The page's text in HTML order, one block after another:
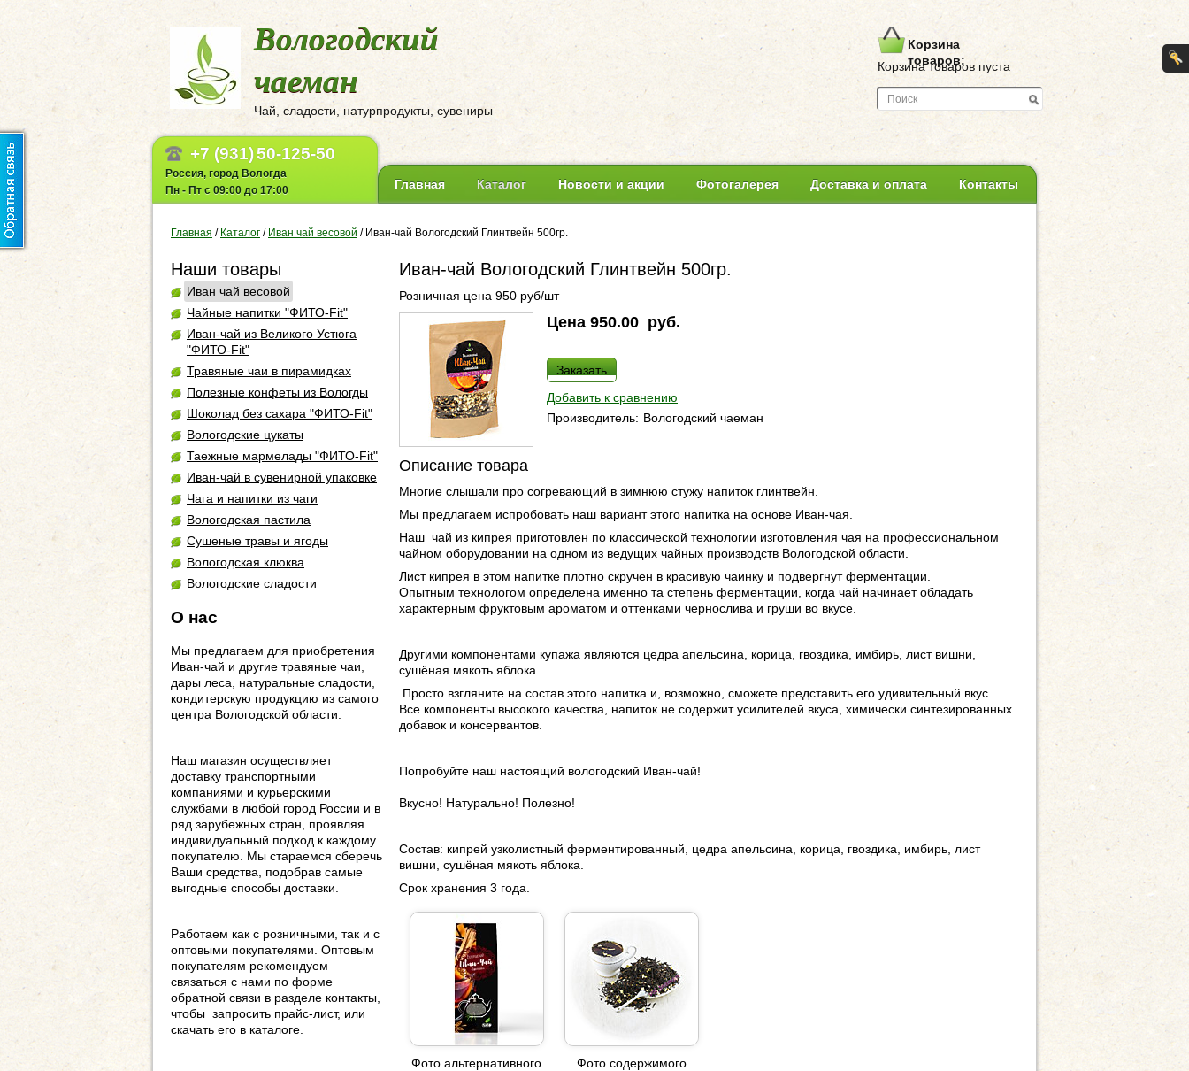
Вологодский
чаеман
Чай, сладости, натурпродукты, сувениры
Корзина
товаров:
Корзина товаров пуста
+7 (931)50-125-50
Россия, город Вологда
Пн - Пт с 09:00 до 17:00
Главная Каталог Новости и акции Фотогалерея Доставка и оплата Контакты
Главная / Каталог / Иван чай весовой / Иван-чай Вологодский Глинтвейн 500гр.
Наши товары
Иван чай весовой
Чайные напитки "ФИТО-Fit"
Иван-чай из Великого Устюга
"ФИТО-Fit"
Травяные чаи в пирамидках
Полезные конфеты из Вологды
Шоколад без сахара "ФИТО-Fit"
Вологодские цукаты
Таежные мармелады "ФИТО-Fit"
Иван-чай в сувенирной упаковке
Чага и напитки из чаги
Вологодская пастила
Сушеные травы и ягоды
Вологодская клюква
Вологодские сладости
О нас
Мы предлагаем для приобретения
Иван-чай и другие травяные чаи,
дары леса, натуральные сладости,
кондитерскую продукцию из самого
центра Вологодской области.
Наш магазин осуществляет
доставку транспортными
компаниями и курьерскими
службами в любой город России и в
ряд зарубежных стран, проявляя
индивидуальный подход к каждому
покупателю. Мы стараемся сберечь
Ваши средства, подобрав самые
выгодные способы доставки.
Работаем как с розничными, так и с
оптовыми покупателями. Оптовым
покупателям рекомендуем
связаться с нами по форме
обратной связи в разделе контакты,
чтобы запросить прайс-лист, или
скачать его в каталоге.
Иван-чай Вологодский Глинтвейн 500гр.
Розничная цена 950 руб/шт
Цена 950.00 руб.
Заказать
Добавить к сравнению
Производитель: Вологодский чаеман
Описание товара
Многие слышали про согревающий в зимнюю стужу напиток глинтвейн.
Мы предлагаем испробовать наш вариант этого напитка на основе Иван-чая.
Наш чай из кипрея приготовлен по классической технологии изготовления чая на профессиональном
чайном оборудовании на одном из ведущих чайных производств Вологодской области.
Лист кипрея в этом напитке плотно скручен в красивую чаинку и подвергнут ферментации.
Опытным технологом определена именно та степень ферментации, когда чай начинает обладать
характерным фруктовым ароматом и оттенками чернослива и груши во вкусе.
Другими компонентами купажа являются цедра апельсина, корица, гвоздика, имбирь, лист вишни,
сушёная мякоть яблока.
Просто взгляните на состав этого напитка и, возможно, сможете представить его удивительный вкус.
Все компоненты высокого качества, напиток не содержит усилителей вкуса, химически синтезированных
добавок и консервантов.
Попробуйте наш настоящий вологодский Иван-чай!
Вкусно! Натурально! Полезно!
Состав: кипрей узколистный ферментированный, цедра апельсина, корица, гвоздика, имбирь, лист
вишни, сушёная мякоть яблока.
Срок хранения 3 года.
Фото альтернативного
Фото содержимого